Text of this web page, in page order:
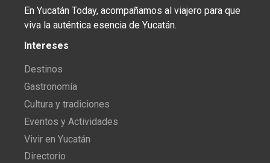
En Yucatán Today, acompañamos al viajero para que
viva la auténtica esencia de Yucatán.
Intereses
Destinos
Gastronomía
Cultura y tradiciones
Eventos y Actividades
Vivir en Yucatán
Directorio